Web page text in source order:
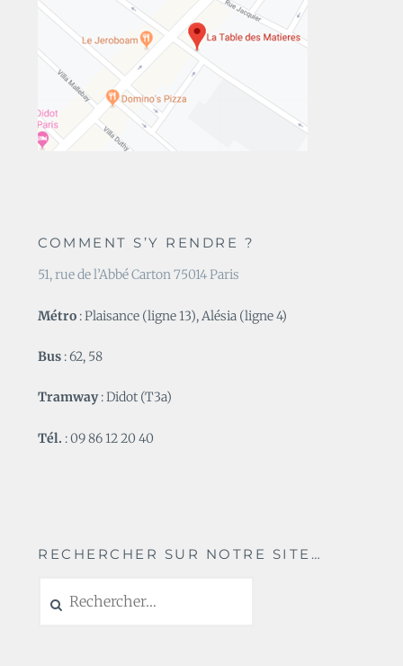
COMMENT S’Y RENDRE ?
51, rue de l’Abbé Carton 75014 Paris
Métro : Plaisance (ligne 13), Alésia (ligne 4)
Bus : 62, 58
Tramway: Didot (T3a)
Tél. : 09 86 12 20 40
RECHERCHER SUR NOTRE SITE…